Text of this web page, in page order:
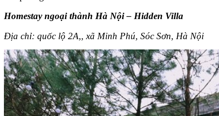
Homestay ngoại thành Hà Nội – Hidden Villa
Địa chỉ: quốc lộ 2A,, xã Minh Phú, Sóc Sơn, Hà Nội